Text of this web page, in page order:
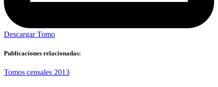
Descargar Tomo
Publicaciones relacionadas:
Tomos censales 2013